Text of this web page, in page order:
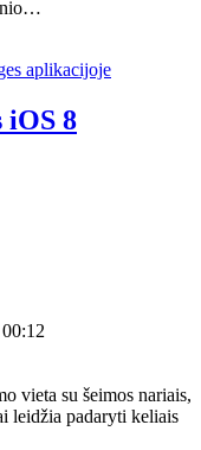
8
00:12
vieta su šeimos nariais,
leidžia padaryti keliais